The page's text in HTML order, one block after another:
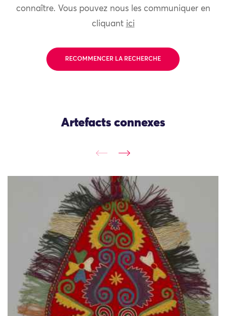
connaître. Vous pouvez nous les communiquer en
cliquant ici
RECOMMENCER LA RECHERCHE
Artefacts connexes